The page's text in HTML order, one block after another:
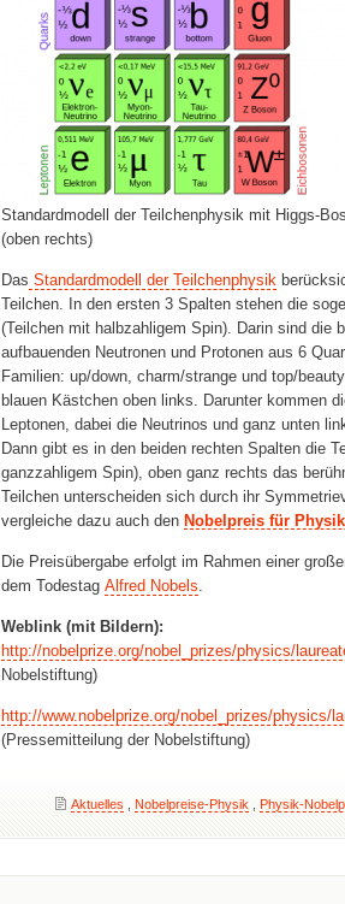
Standardmodell der Teilchenphysik mit Higgs-
(oben rechts)
Das Standardmodell der Teilchenphysik
Teilchen. In den ersten 3 Spalten stehen die
(Teilchen mit halbzahligem Spin). Darin sind die
aufbauenden Neutronen und Protonen aus 6
Familien: up/down, charm/strange und top/
blauen Kästchen oben links. Darunter kommen
Leptonen, dabei die Neutrinos und ganz unten
Dann gibt es in den beiden rechten Spalten die
ganzzahligem Spin), oben ganz rechts das
Teilchen unterscheiden sich durch ihr
vergleiche dazu auch den Nobelpreis für Physik
Die Preisübergabe erfolgt im Rahmen einer
dem Todestag Alfred Nobels
Weblink (mit Bildern):
http://nobelprize.org/nobel_prizes/physics/
Nobelstiftung)
http://www.nobelprize.org/nobel_prizes/physics/
(Pressemitteilung der Nobelstiftung)
Aktuelles Nobelpreise-Physik Physik-